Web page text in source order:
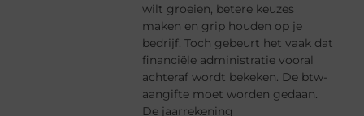
wilt groeien, betere keuzes
maken en grip houden op je
bedrijf. Toch gebeurt het vaak dat
financiële administratie vooral
achteraf wordt bekeken. De btw-
aangifte moet worden gedaan.
De jaarrekening